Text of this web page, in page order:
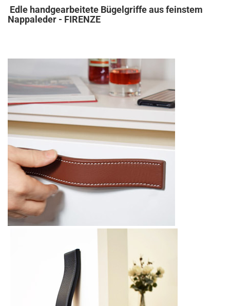
Edle handgearbeitete Bügelgriffe aus feinstem
Nappaleder - FIRENZE